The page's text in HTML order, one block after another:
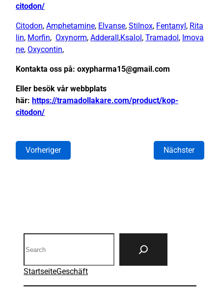
citodon/
Citodon, Amphetamine, Elvanse, Stilnox, Fentanyl , Rita
lin, Morfin, Oxynorm, Adderall ,Ksalol , Tramadol , Imova
ne, Oxycontin,
Kontakta oss på: oxypharma15@gmail.com
Eller besök vår webbplats
här: https://tramadollakare.com/product/kop-
citodon/
Vorheriger Nächster
StartseiteGeschäft